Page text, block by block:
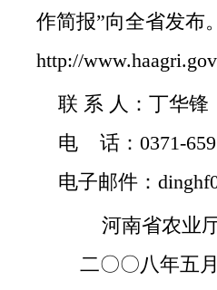
作简报”向全省发布
http://
联 系 人：丁华锋
电 话：0371-
电子邮件：
河南省农业
二〇〇八年五月